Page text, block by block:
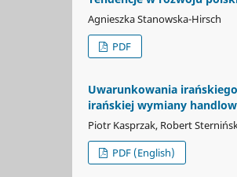
Agnieszka Stanowska-Hirsch
PDF
Uwarunkowania
irańskiej wymiany
Piotr Kasprzak, Robert
PDF (English)